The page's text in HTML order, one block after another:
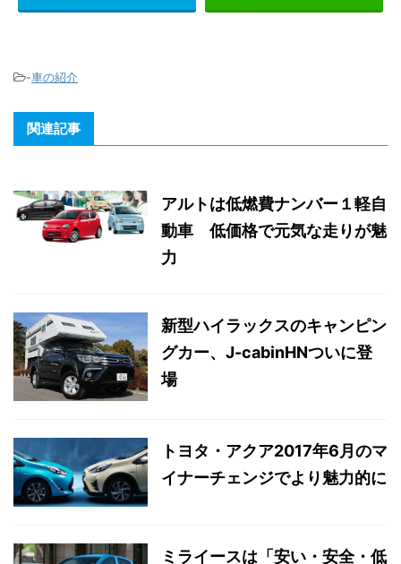
-車の紹介
関連記事
アルトは低燃費ナンバー１軽自
動車 低価格で元気な走りが魅
力
新型ハイラックスのキャンピン
グカー、J-cabinHNついに登
場
トヨタ・アクア2017年6月のマ
イナーチェンジでより魅力的に
ミライースは「安い・安全・低